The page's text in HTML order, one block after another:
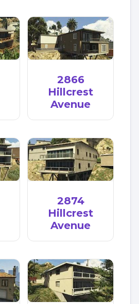
2866
Hillcrest
Avenue
2874
Hillcrest
Avenue